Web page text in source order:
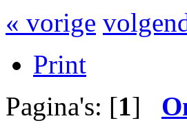
« vorige
Print
Pagina's: [1]